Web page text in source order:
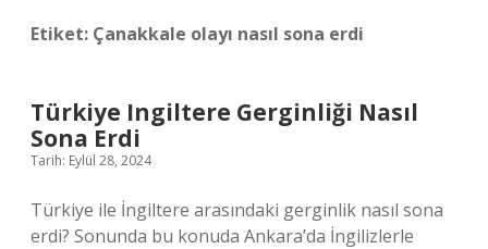
Etiket: Çanakkale olayı nasıl sona erdi
Türkiye Ingiltere Gerginliği Nasıl
Sona Erdi
Tarih: Eylül 28, 2024
Türkiye ile İngiltere arasındaki gerginlik nasıl sona
erdi? Sonunda bu konuda Ankara’da İngilizlerle